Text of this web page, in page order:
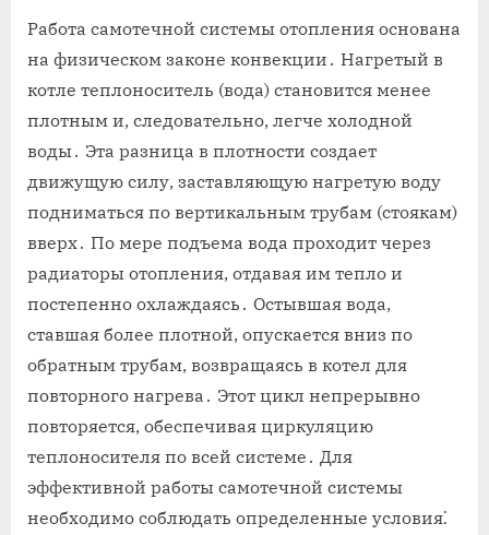
Работа самотечной системы отопления основана
на физическом законе конвекции․ Нагретый в
котле теплоноситель (вода) становится менее
плотным и, следовательно, легче холодной
воды․ Эта разница в плотности создает
движущую силу, заставляющую нагретую воду
подниматься по вертикальным трубам (стоякам)
вверх․ По мере подъема вода проходит через
радиаторы отопления, отдавая им тепло и
постепенно охлаждаясь․ Остывшая вода,
ставшая более плотной, опускается вниз по
обратным трубам, возвращаясь в котел для
повторного нагрева․ Этот цикл непрерывно
повторяется, обеспечивая циркуляцию
теплоносителя по всей системе․ Для
эффективной работы самотечной системы
необходимо соблюдать определенные условия⁚